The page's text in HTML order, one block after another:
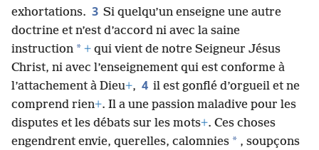
exhortations. 3 Si quelqu’un enseigne une autre
doctrine et n’est d’accord ni avec la saine
instruction * + qui vient de notre Seigneur Jésus
Christ, ni avec l’enseignement qui est conforme à
l’attachement à Dieu+, 4 il est gonflé d’orgueil et ne
comprend rien+. Il a une passion maladive pour les
disputes et les débats sur les mots+. Ces choses
engendrent envie, querelles, calomnies * , soupçons